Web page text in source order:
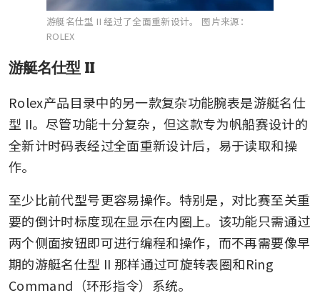
游艇名仕型 II 经过了全面重新设计。 图片来源：
ROLEX
游艇名仕型 II
Rolex产品目录中的另一款复杂功能腕表是游艇名仕
型 II。尽管功能十分复杂，但这款专为帆船赛设计的
全新计时码表经过全面重新设计后，易于读取和操
作。
至少比前代型号更容易操作。特别是，对比赛至关重
要的倒计时标度现在显示在内圈上。该功能只需通过
两个侧面按钮即可进行编程和操作，而不再需要像早
期的游艇名仕型 II 那样通过可旋转表圈和Ring
Command（环形指令）系统。